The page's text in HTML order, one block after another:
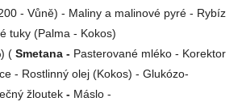
- Vůně) - Maliny a malinové pyré - Rybíz
tuky (Palma - Kokos)
( Smetana - Pasterované mléko - Korektor
- Rostlinný olej (Kokos) - Glukózo-
žloutek - Máslo -